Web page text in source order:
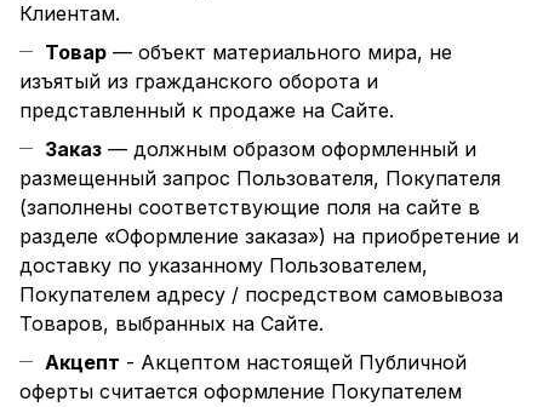
Клиентам.
Товар — объект материального мира, не
изъятый из гражданского оборота и
представленный к продаже на Сайте.
Заказ — должным образом оформленный и
размещенный запрос Пользователя, Покупателя
(заполнены соответствующие поля на сайте в
разделе «Оформление заказа») на приобретение и
доставку по указанному Пользователем,
Покупателем адресу / посредством самовывоза
Товаров, выбранных на Сайте.
Акцепт - Акцептом настоящей Публичной
оферты считается оформление Покупателем